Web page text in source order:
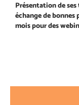
Présentation de
échange de bonnes
mois pour des